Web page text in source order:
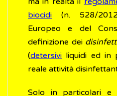
biocidi (n. 528/
Europeo e del
definizione dei
(detersivi liquidi ed in
reale attività
Solo in particolari e